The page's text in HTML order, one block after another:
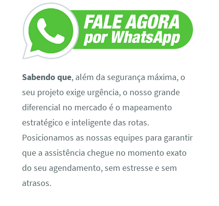
Sabendo que, além da segurança máxima, o
seu projeto exige urgência, o nosso grande
diferencial no mercado é o mapeamento
estratégico e inteligente das rotas.
Posicionamos as nossas equipes para garantir
que a assistência chegue no momento exato
do seu agendamento, sem estresse e sem
atrasos.